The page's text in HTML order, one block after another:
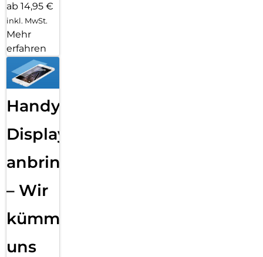
ab 14,95 €
inkl. MwSt.
Mehr
erfahren
Handy
Displayfolie
anbringen
– Wir
kümmern
uns